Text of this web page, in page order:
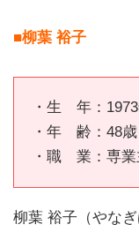
■柳葉 裕子
・生 年：
・年 齢：48歳
・職 業：専業
柳葉 裕子（やな